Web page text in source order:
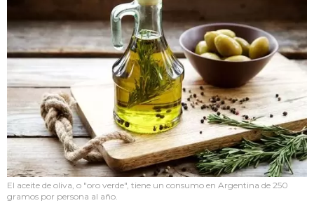
El aceite de oliva, o "oro verde", tiene un consumo en Argentina de 250
gramos por persona al año.